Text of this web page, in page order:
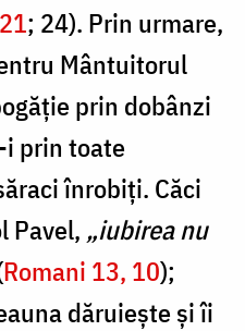
; 24). Prin urmare,
Mântuitorul
prin dobânzi
prin toate
înrobiți. Căci
Pavel, „iubirea nu
Romani 13, 10);
dăruiește și îi